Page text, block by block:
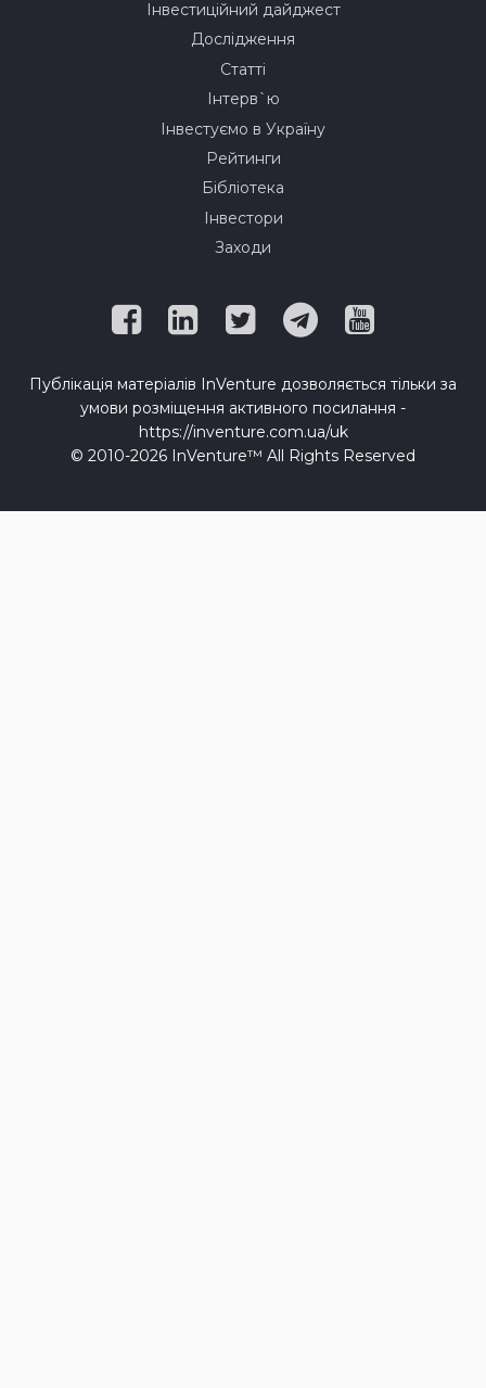
Інвестиційний дайджест
Дослідження
Статті
Інтерв`ю
Інвестуємо в Україну
Рейтинги
Бібліотека
Інвестори
Заходи
Публікація матеріалів InVenture дозволяється тільки за
умови розміщення активного посилання -
https://inventure.com.ua/uk
© 2010-2026 InVenture™ All Rights Reserved